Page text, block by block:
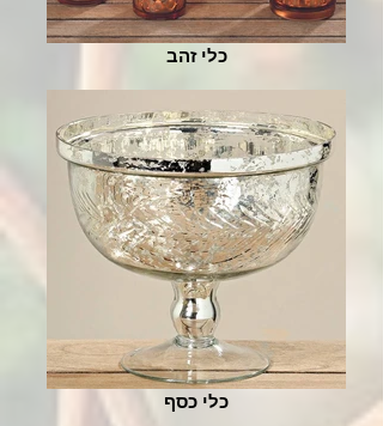
כלי זהב
כלי כסף